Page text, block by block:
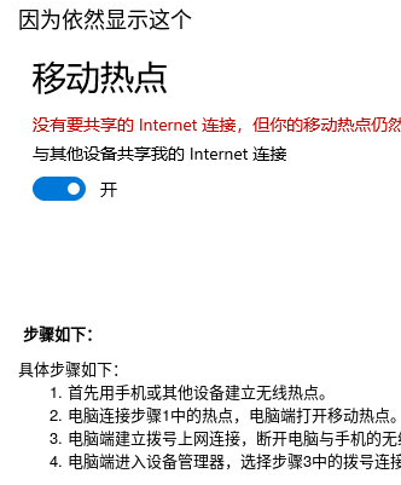
因为依然显示这个
步骤如下：
具体步骤如下：
1. 首先用手机或其他设备建立无线热点。
2. 电脑连接步骤1中的热点，电脑端打开移动热点。
3. 电脑端建立拨号上网连接，断开电脑与手机的无
4. 电脑端进入设备管理器，选择步骤3中的拨号连接